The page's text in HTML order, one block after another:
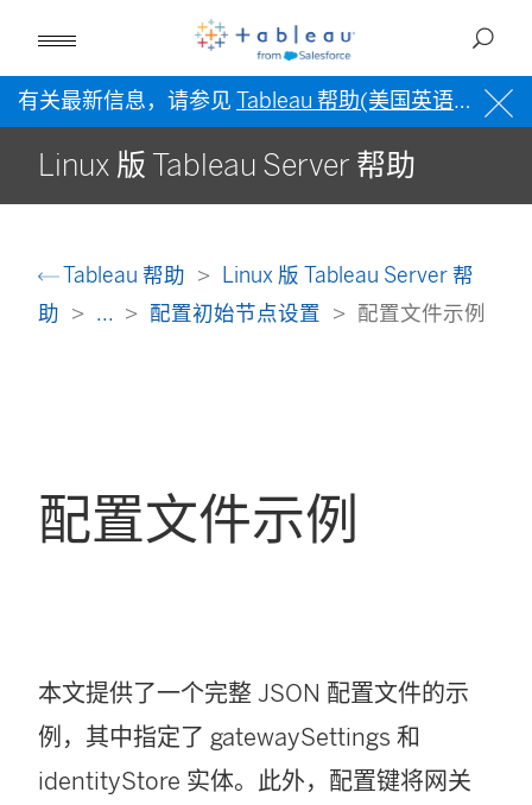
有关最新信息，请参见 Tableau 帮助(美国英语) 。
Linux 版 Tableau Server 帮助
Tableau 帮助
Linux 版 Tableau Server 帮
助
... 配置初始节点设置 配置文件示例
配置文件示例
本文提供了一个完整 JSON 配置文件的示
例，其中指定了 gatewaySettings 和
identityStore 实体。此外，配置键将网关